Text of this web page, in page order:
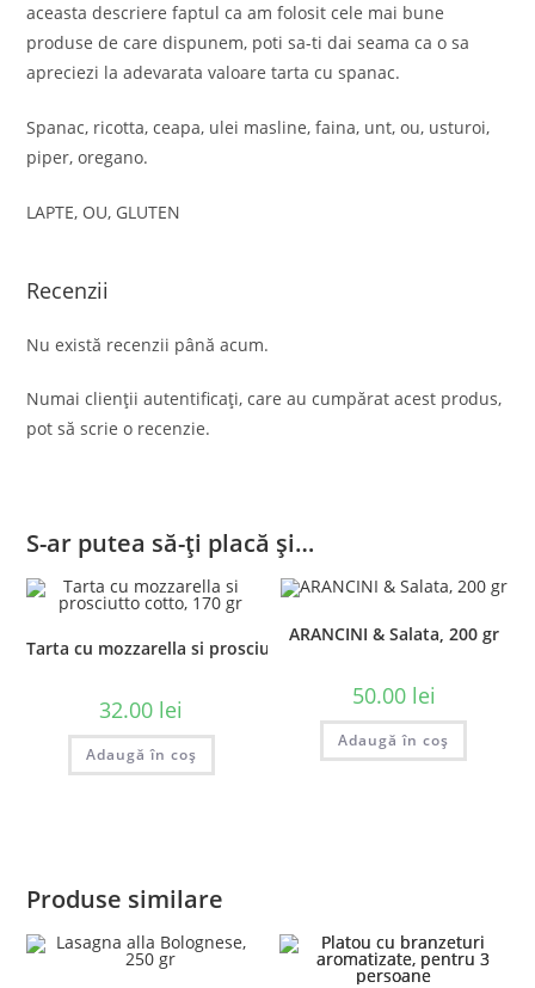
aceasta descriere faptul ca am folosit cele mai bune
produse de care dispunem, poti sa-ti dai seama ca o sa
apreciezi la adevarata valoare tarta cu spanac.
Spanac, ricotta, ceapa, ulei masline, faina, unt, ou, usturoi,
piper, oregano.
LAPTE, OU, GLUTEN
Recenzii
Nu există recenzii până acum.
Numai clienții autentificați, care au cumpărat acest produs,
pot să scrie o recenzie.
S-ar putea să-ți placă și…
Tarta cu mozzarella si prosciutto cotto, 170 gr
32.00 lei
Adaugă în coș
ARANCINI & Salata, 200 gr
50.00 lei
Adaugă în coș
Produse similare